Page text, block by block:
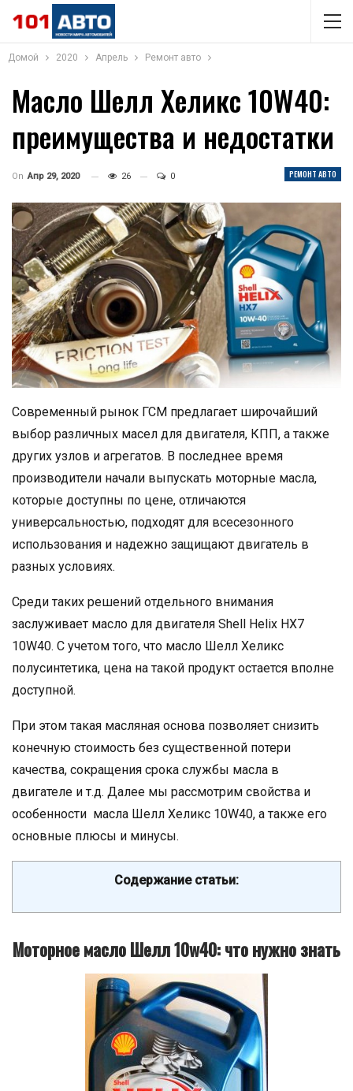
Домой 2020 Апрель Ремонт авто
Масло Шелл Хеликс 10W40:
преимущества и недостатки
РЕМОНТ АВТО
On Апр 29, 2020 26 0
Современный рынок ГСМ предлагает широчайший
выбор различных масел для двигателя, КПП, а также
других узлов и агрегатов. В последнее время
производители начали выпускать моторные масла,
которые доступны по цене, отличаются
универсальностью, подходят для всесезонного
использования и надежно защищают двигатель в
разных условиях.
Среди таких решений отдельного внимания
заслуживает масло для двигателя Shell Helix HX7
10W40. С учетом того, что масло Шелл Хеликс
полусинтетика, цена на такой продукт остается вполне
доступной.
При этом такая масляная основа позволяет снизить
конечную стоимость без существенной потери
качества, сокращения срока службы масла в
двигателе и т.д. Далее мы рассмотрим свойства и
особенности масла Шелл Хеликс 10W40, а также его
основные плюсы и минусы.
Содержание статьи:
Моторное масло Шелл 10w40: что нужно знать